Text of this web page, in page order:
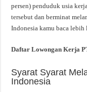
persen) penduduk usia
tersebut dan berminat
Indonesia kamu baca lebih
Daftar Lowongan Kerja
Syarat Syarat
Indonesia